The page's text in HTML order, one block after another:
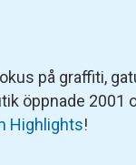
på graffiti,
öppnade 2001
Highlights!